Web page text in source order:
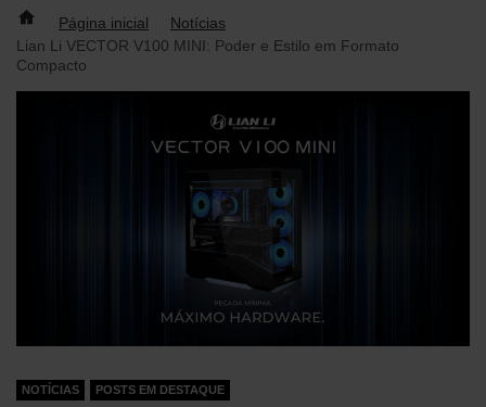
Página inicial
Notícias
Lian Li VECTOR V100 MINI: Poder e Estilo em Formato
Compacto
NOTÍCIAS POSTS EM DESTAQUE